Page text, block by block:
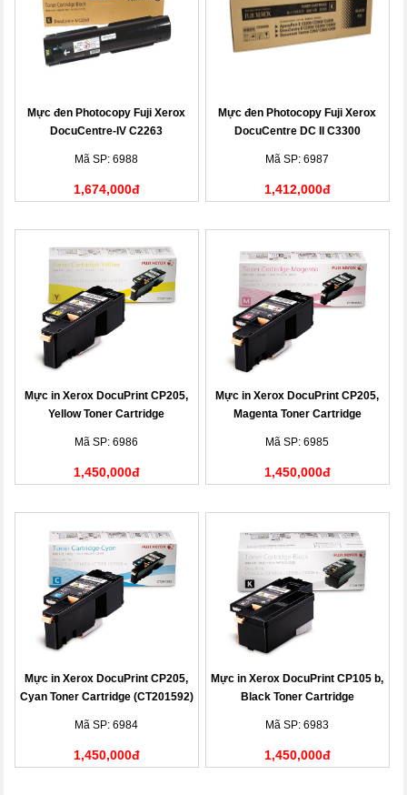
Mực đen Photocopy Fuji Xerox
DocuCentre-IV C2263
Mã SP: 6988
1,674,000đ
Mực đen Photocopy Fuji Xerox
DocuCentre DC II C3300
Mã SP: 6987
1,412,000đ
Mực in Xerox DocuPrint CP205,
Yellow Toner Cartridge
Mã SP: 6986
1,450,000đ
Mực in Xerox DocuPrint CP205,
Magenta Toner Cartridge
Mã SP: 6985
1,450,000đ
Mực in Xerox DocuPrint CP205,
Cyan Toner Cartridge (CT201592)
Mã SP: 6984
1,450,000đ
Mực in Xerox DocuPrint CP105 b,
Black Toner Cartridge
Mã SP: 6983
1,450,000đ